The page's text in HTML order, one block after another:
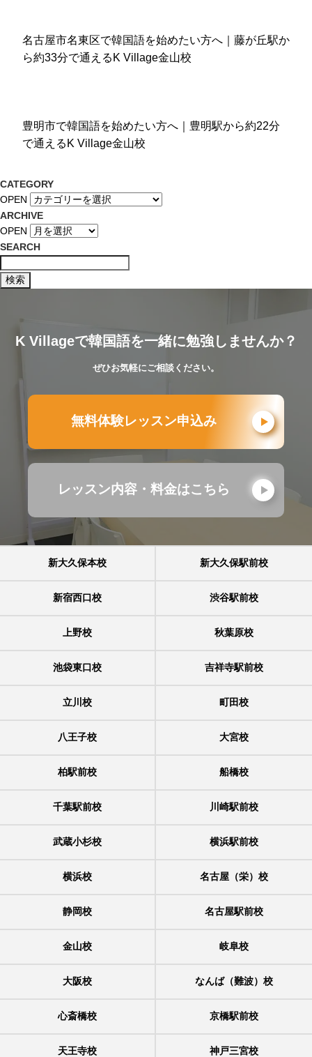
名古屋市名東区で韓国語を始めたい方へ｜藤が丘駅か
ら約33分で通えるK Village金山校
豊明市で韓国語を始めたい方へ｜豊明駅から約22分
で通えるK Village金山校
CATEGORY
OPEN
ARCHIVE
OPEN
SEARCH
K Villageで韓国語を一緒に勉強しませんか？
ぜひお気軽にご相談ください。
無料体験レッスン申込み
レッスン内容・料金はこちら
新大久保本校 新大久保駅前校
新宿西口校 渋谷駅前校
上野校 秋葉原校
池袋東口校 吉祥寺駅前校
立川校 町田校
八王子校 大宮校
柏駅前校 船橋校
千葉駅前校 川崎駅前校
武蔵小杉校 横浜駅前校
横浜校 名古屋（栄）校
静岡校 名古屋駅前校
金山校 岐阜校
大阪校 なんば（難波）校
心斎橋校 京橋駅前校
天王寺校 神戸三宮校